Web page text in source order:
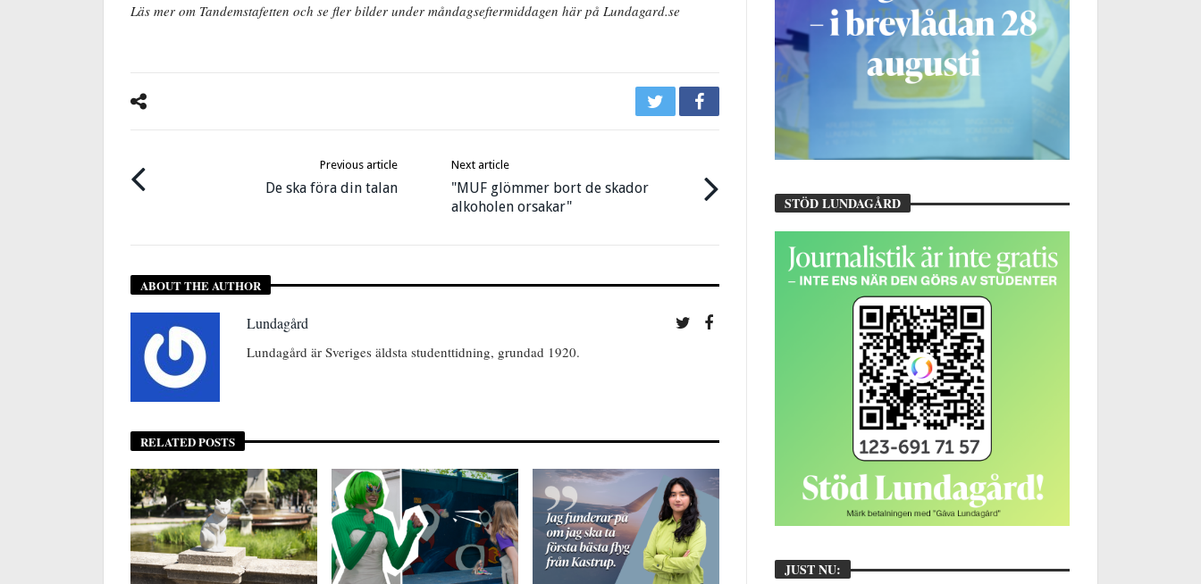
Läs mer om Tandemstafetten och se fler bilder under måndagseftermiddagen här på Lundagard.se
Previous article
De ska föra din talan
Next article
"MUF glömmer bort de skador
alkoholen orsakar"
ABOUT THE AUTHOR
Lundagård
Lundagård är Sveriges äldsta studenttidning, grundad 1920.
RELATED POSTS
STÖD LUNDAGÅRD
JUST NU: